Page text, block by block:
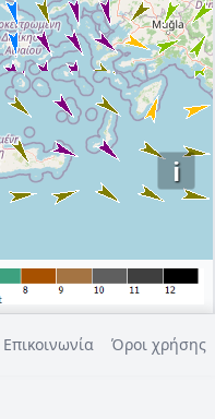
i
Επικοινωνία Όροι χρήσης